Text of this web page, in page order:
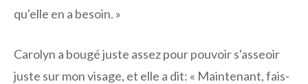
qu'elle en a besoin. »
Carolyn a bougé juste assez pour pouvoir s'asseoir
juste sur mon visage, et elle a dit: « Maintenant, fais-